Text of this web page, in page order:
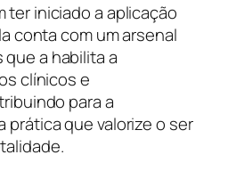
ter iniciado a aplicação
conta com um arsenal
a habilita a
clínicos e
para a
prática que valorize o ser